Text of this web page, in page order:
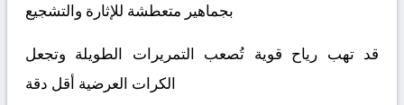
بجماهير متعطشة للإثارة والتشجيع
قد تهب رياح قوية تُصعب التمريرات الطويلة وتجعل
الكرات العرضية أقل دقة